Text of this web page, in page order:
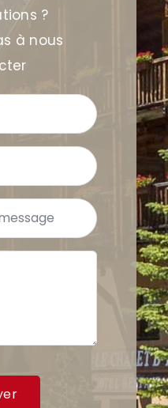
?
à nous